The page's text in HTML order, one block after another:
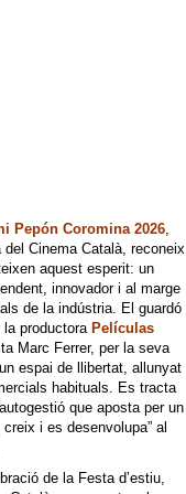
Pepón Coromina 2026,
del Cinema Català, reconeix
aquest esperit: un
innovador i al marge
de la indústria. El guardó
la productora Películas
Marc Ferrer, per la seva
espai de llibertat, allunyat
habituals. Es tracta
que aposta per un
i es desenvolupa” al
de la Festa d’estiu,